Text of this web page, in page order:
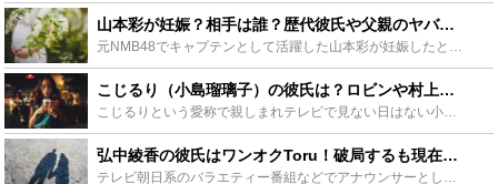
山本彩が妊娠？相手は誰？歴代彼氏や父親のヤバい噂も - Leisurego(レジャーゴー)
元NMB48でキャプテンとして活躍した山本彩が妊娠したとの噂が出回っています。気になるお相手は誰なのでしょう。また山本彩の昔のプリクラが流出されています。過去付き合っていた彼氏とは？妊娠は本当なの？...
こじるり（小島瑠璃子）の彼氏は？ロビンや村上信五との噂の真相は？ - Leisurego(レジャーゴー)
こじるりという愛称で親しまれテレビで見ない日はない小島瑠璃子さん。トーク力から彼氏に立候補したい男性が芸能界にもいるとか。今、こじるりに彼氏はいるの？熱愛報道でも話題になったロビン等との関係も。小島...
弘中綾香の彼氏はワンオクToru！破局するも現在は復縁？結婚秒読み？ - Leisurego(レジャーゴー)
テレビ朝日系のバラエティー番組などでアナウンサーとして活躍する弘中綾香。国民からの好感度も高くファンが多いですが、彼氏は人気ロックバンドワンオクのtoruというのも有名です。今回は弘中綾香の彼氏につ...